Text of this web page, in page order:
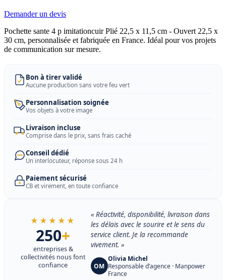
Demander un devis
Pochette sante 4 p imitationcuir Plié 22,5 x 11,5 cm - Ouvert 22,5 x
30 cm, personnalisée et fabriquée en France. Idéal pour vos projets
de communication sur mesure.
Bon à tirer validé
Aucune production sans votre feu vert
Personnalisation soignée
Vos objets à votre image
Livraison incluse
Comprise dans le prix, sans frais caché
Conseil dédié
Un interlocuteur, réponse sous 24 h
Paiement sécurisé
CB et virement, en toute confiance
★★★★★
250+
entreprises &
collectivités nous font
confiance
« Réactivité, disponibilité, livraison dans
les délais avec le sourire et le sens du
service client. Je la recommande
vivement. »
OM
Olivia Michel
Responsable d’agence · Manpower
France